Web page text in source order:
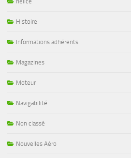
Histoire
Informations adhérents
Magazines
Moteur
Navigabilité
Non classé
Nouvelles Aéro